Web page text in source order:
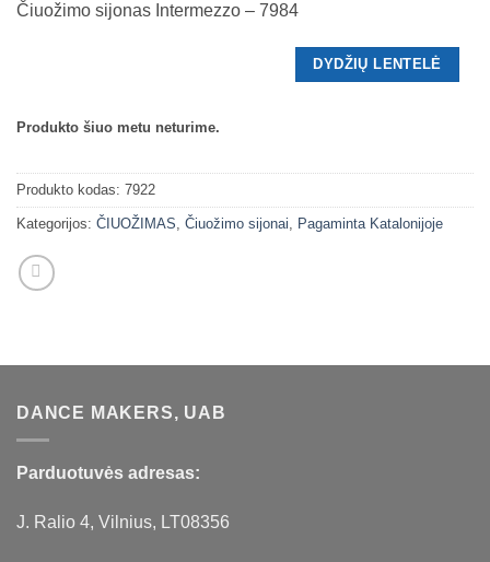
Čiuožimo sijonas Intermezzo – 7984
DYDŽIŲ LENTELĖ
Produkto šiuo metu neturime.
Produkto kodas: 7922
Kategorijos: ČIUOŽIMAS, Čiuožimo sijonai, Pagaminta Katalonijoje
DANCE MAKERS, UAB
Parduotuvės adresas:
J. Ralio 4, Vilnius, LT08356